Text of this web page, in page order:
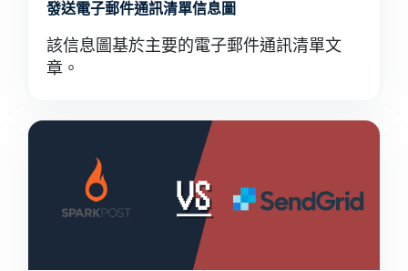
發送電子郵件通訊清單信息圖
該信息圖基於主要的電子郵件通訊清單文
章。